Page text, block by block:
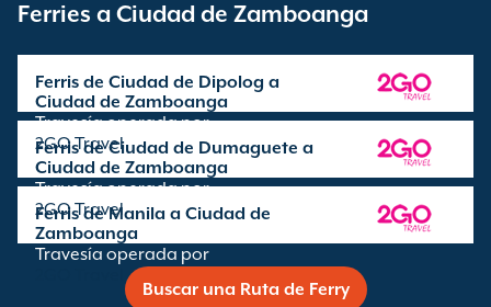
Ferries a Ciudad de Zamboanga
Ferris de Ciudad de Dipolog a
Ciudad de Zamboanga
Travesía operada por
2GO Travel
Ferris de Ciudad de Dumaguete a
Ciudad de Zamboanga
Travesía operada por
2GO Travel
Ferris de Manila a Ciudad de
Zamboanga
Travesía operada por
Buscar una Ruta de Ferry